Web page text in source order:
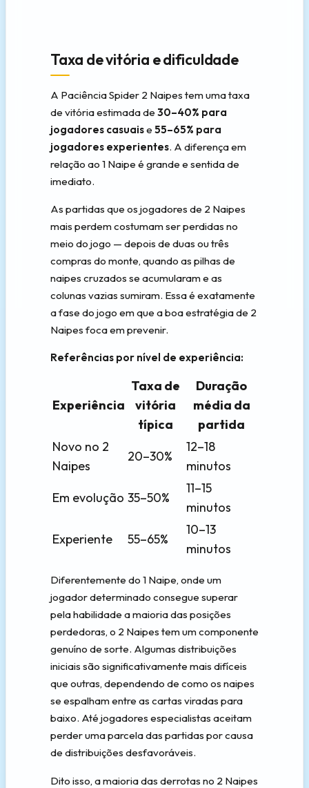
Taxa de vitória e dificuldade
A Paciência Spider 2 Naipes tem uma taxa
de vitória estimada de 30–40% para
jogadores casuaise 55–65% para
jogadores experientes. A diferença em
relação ao 1 Naipe é grande e sentida de
imediato.
As partidas que os jogadores de 2 Naipes
mais perdem costumam ser perdidas no
meio do jogo — depois de duas ou três
compras do monte, quando as pilhas de
naipes cruzados se acumularam e as
colunas vazias sumiram. Essa é exatamente
a fase do jogo em que a boa estratégia de 2
Naipes foca em prevenir.
Referências por nível de experiência:
Experiência
Taxa de
vitória
típica
Duração
média da
partida
Novo no 2
Naipes
20–30%
12–18
minutos
Em evolução 35–50%
11–15
minutos
Experiente
55–65%
10–13
minutos
Diferentemente do 1 Naipe, onde um
jogador determinado consegue superar
pela habilidade a maioria das posições
perdedoras, o 2 Naipes tem um componente
genuíno de sorte. Algumas distribuições
iniciais são significativamente mais difíceis
que outras, dependendo de como os naipes
se espalham entre as cartas viradas para
baixo. Até jogadores especialistas aceitam
perder uma parcela das partidas por causa
de distribuições desfavoráveis.
Dito isso, a maioria das derrotas no 2 Naipes